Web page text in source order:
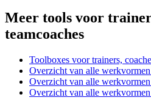
Meer tools voor
teamcoaches
Toolboxes voor trainers,
Overzicht van alle
Overzicht van alle
Overzicht van alle